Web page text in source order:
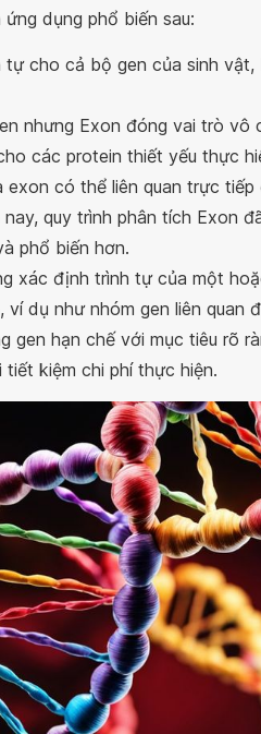
dụng phổ biến sau:
cho cả bộ gen của sinh vật,
nhưng Exon đóng vai trò vô
các protein thiết yếu thực
có thể liên quan trực tiếp
quy trình phân tích Exon
phổ biến hơn.
xác định trình tự của một
dụ như nhóm gen liên quan
gen hạn chế với mục tiêu rõ
kiệm chi phí thực hiện.